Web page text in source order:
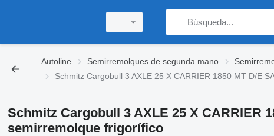
Autoline Semirremolques de segunda mano
Schmitz Cargobull 3 AXLE 25 X CARRIER 1850 MT D/E
Schmitz Cargobull 3 AXLE 25 X CARRIER
semirremolque frigorífico